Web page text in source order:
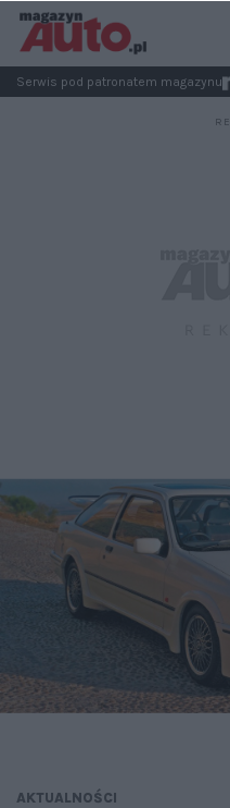
Serwis pod patronatem magazynu
AKTUALNOŚCI